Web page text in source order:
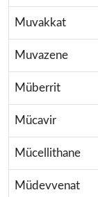
Muvakkat
Muvazene
Müberrit
Mücavir
Mücellithane
Müdevvenat